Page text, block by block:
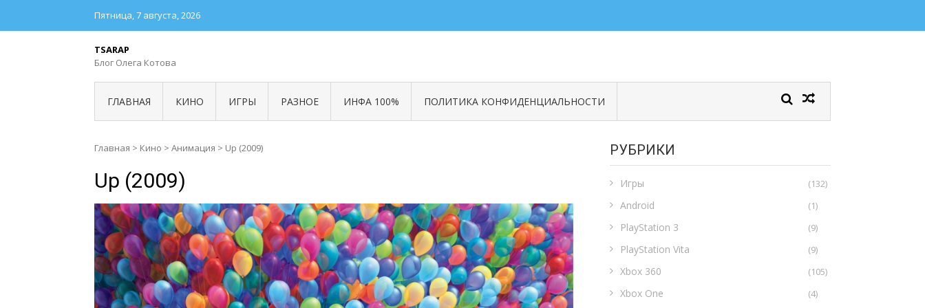
Пятница, 7 августа, 2026
TSARAP
Блог Олега Котова
ГЛАВНАЯ КИНО ИГРЫ РАЗНОЕ ИНФА 100% ПОЛИТИКА КОНФИДЕНЦИАЛЬНОСТИ
Главная > Кино > Анимация > Up (2009)
Up (2009)
РУБРИКИ
Игры (132)
Android (1)
PlayStation 3 (9)
PlayStation Vita (9)
Xbox 360 (105)
Xbox One (4)